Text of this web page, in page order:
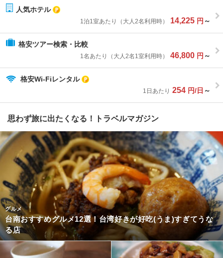
人気ホテル
1泊1室あたり（大人2名利用時） 14,225 円 ～
格安ツアー検索・比較
1名あたり（大人2名1室利用時） 46,800 円 ～
格安Wi-Fiレンタル
1日あたり 254 円/日 ～
思わず旅に出たくなる！トラベルマガジン
グルメ
台南おすすめグルメ12選！台湾好きが好吃(うま)すぎてうな
る店